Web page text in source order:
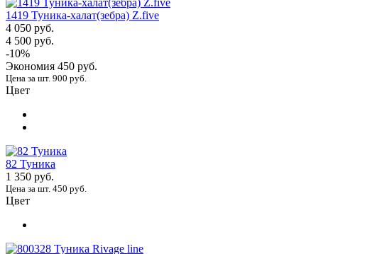
1419 Туника-халат(зебра) Z.five
4 050 руб.
4 500 руб.
-10%
Экономия 450 руб.
Цена за шт. 900 руб.
Цвет
82 Туника
1 350 руб.
Цена за шт. 450 руб.
Цвет